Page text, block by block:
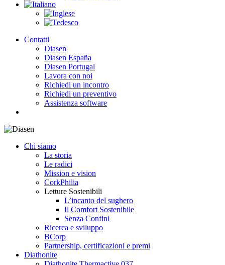
Contatti
Diasen
Diasen España
Diasen Portugal
Lavora con noi
Richiedi un incontro
Richiedi un preventivo
Assistenza software
Chi siamo
La storia
Le radici
Mission e vision
CorkPhilia
Letture Sostenibili
L’incanto del sughero
Il Comfort Sostenibile
Senza Confini
Ricerca e sviluppo
BCorp
Partnership, certificazioni e premi
Diathonite